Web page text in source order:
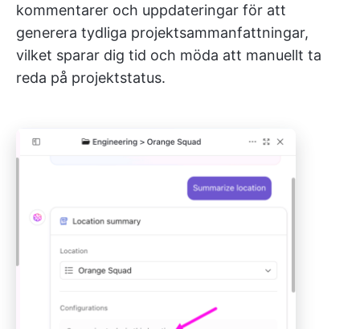
kommentarer och uppdateringar för att
generera tydliga projektsammanfattningar,
vilket sparar dig tid och möda att manuellt ta
reda på projektstatus.